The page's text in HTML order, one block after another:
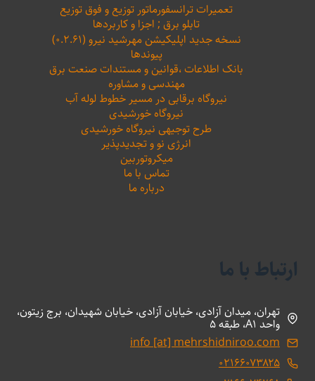
تعمیرات ترانسفورماتور توزیع و فوق توزیع
تابلو برق ; اجزا و کاربردها
نسخه جدید اپلیکیشن مهرشید نیرو (۰.۲.۶۱)
پیوندها
بانک اطلاعات ،‌قوانین و مستندات صنعت برق
مهندسی و مشاوره
نیروگاه برقابی در مسیر خطوط لوله آب
نیروگاه خورشیدی
طرح توجیهی نیروگاه خورشیدی
انرژی نو و تجدیدپذیر
میکروتوربین
تماس با ما
درباره ما
ارتباط با ما
تهران، میدان آزادی، خیابان آزادی، خیابان شهیدان، برج زیتون،
واحد A1، طبقه 5
info [at] mehrshidniroo.com
۰۲۱۶۶۰۷۳۸۲۵